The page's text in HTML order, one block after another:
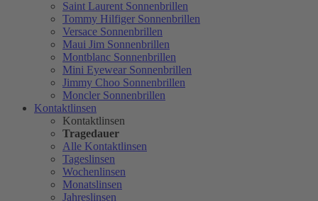
Saint Laurent Sonnenbrillen
Tommy Hilfiger Sonnenbrillen
Versace Sonnenbrillen
Maui Jim Sonnenbrillen
Montblanc Sonnenbrillen
Mini Eyewear Sonnenbrillen
Jimmy Choo Sonnenbrillen
Moncler Sonnenbrillen
Kontaktlinsen
Kontaktlinsen
Tragedauer
Alle Kontaktlinsen
Tageslinsen
Wochenlinsen
Monatslinsen
Jahreslinsen